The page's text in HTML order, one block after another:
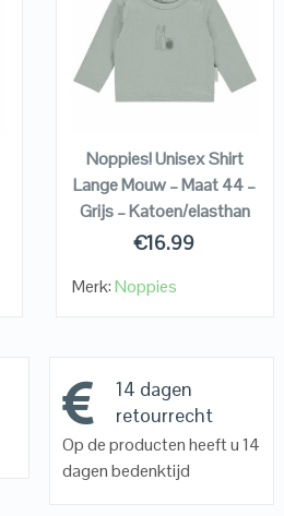
QUICK LOOK
VIEW DETAILS
Noppies! Unisex Shirt
Lange Mouw – Maat 44 –
Grijs – Katoen/elasthan
€16.99
Merk:Noppies
14 dagen
retourrecht
Op de producten heeft u 14
dagen bedenktijd